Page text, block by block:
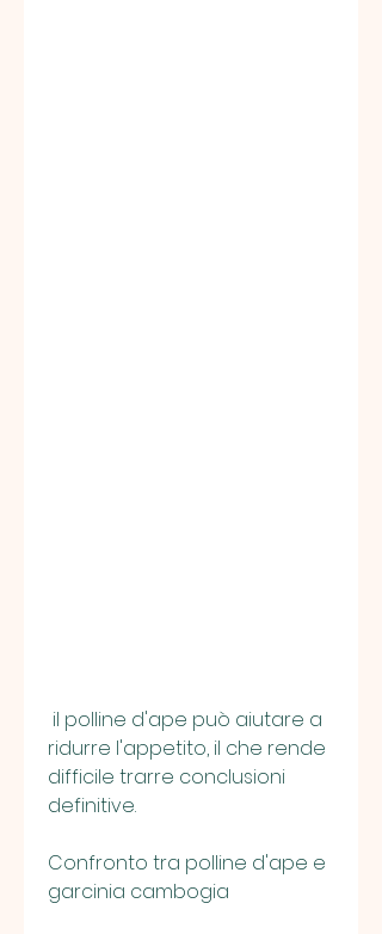
ridurre l'appetito, il che rende
difficile trarre conclusioni
definitive.
Confronto tra polline d'ape e
garcinia cambogia